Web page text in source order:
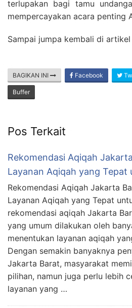
terlupakan bagi tamu
mempercayakan acara penting
Sampai jumpa kembali di
BAGIKAN INI Facebook
Buffer
Pos Terkait
Rekomendasi Aqiqah
Layanan Aqiqah yang Tepat
Rekomendasi Aqiqah Jakarta
Layanan Aqiqah yang Tepat
rekomendasi aqiqah Jakarta
yang umum dilakukan oleh
menentukan layanan aqiqah
Dengan semakin banyaknya
Jakarta Barat, masyarakat
pilihan, namun juga perlu lebih
layanan yang …